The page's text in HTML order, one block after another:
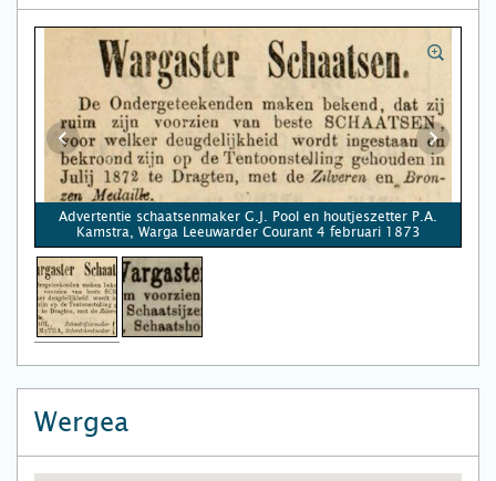
Advertentie schaatsenmaker G.J. Pool en houtjeszetter P.A.
Kamstra, Warga Leeuwarder Courant 4 februari 1873
Wergea